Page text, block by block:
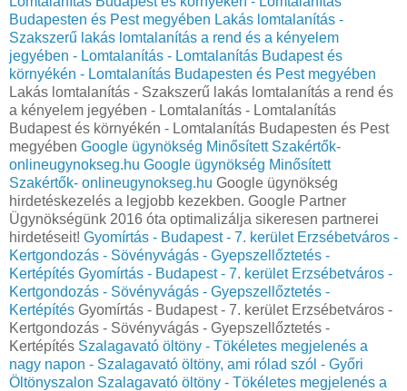
Budapesten és Pest megyében Lakás lomtalanítás -
Szakszerű lakás lomtalanítás a rend és a kényelem
jegyében - Lomtalanítás - Lomtalanítás Budapest és
környékén - Lomtalanítás Budapesten és Pest megyében
Lakás lomtalanítás - Szakszerű lakás lomtalanítás a rend és
a kényelem jegyében - Lomtalanítás - Lomtalanítás
Budapest és környékén - Lomtalanítás Budapesten és Pest
megyében Google ügynökség Minősített Szakértők-
onlineugynokseg.hu Google ügynökség Minősített
Szakértők- onlineugynokseg.hu Google ügynökség
hirdetéskezelés a legjobb kezekben. Google Partner
Ügynökségünk 2016 óta optimalizálja sikeresen partnerei
hirdetéseit! Gyomírtás - Budapest - 7. kerület Erzsébetváros -
Kertgondozás - Sövényvágás - Gyepszellőztetés -
Kertépítés Gyomírtás - Budapest - 7. kerület Erzsébetváros -
Kertgondozás - Sövényvágás - Gyepszellőztetés -
Kertépítés Gyomírtás - Budapest - 7. kerület Erzsébetváros -
Kertgondozás - Sövényvágás - Gyepszellőztetés -
Kertépítés Szalagavató öltöny - Tökéletes megjelenés a
nagy napon - Szalagavató öltöny, ami rólad szól - Győri
Öltönyszalon Szalagavató öltöny - Tökéletes megjelenés a